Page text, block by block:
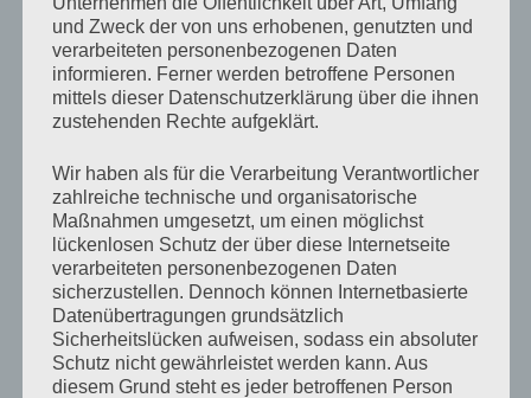
10. Februar 2023, Neue Musikzeitung
Zum Beitrag
Gutachten zur Documenta 15: Experten plädieren für
ein Recht, einzugreifen
Zum Beitrag
Debatte über documenta: „Verantwortungslosigkeit
zum Konzept gemacht“
08. Februar 2023, hessenschau
Zum Beitrag
Zentralrat fordert Konsequenzen für documenta
und Zweck der von uns erhobenen, genutzten und
verarbeiteten personenbezogenen Daten
informieren. Ferner werden betroffene Personen
mittels dieser Datenschutzerklärung über die ihnen
zustehenden Rechte aufgeklärt.
Wir haben als für die Verarbeitung Verantwortlicher
zahlreiche technische und organisatorische
Maßnahmen umgesetzt, um einen möglichst
lückenlosen Schutz der über diese Internetseite
verarbeiteten personenbezogenen Daten
sicherzustellen. Dennoch können Internetbasierte
Datenübertragungen grundsätzlich
Sicherheitslücken aufweisen, sodass ein absoluter
Schutz nicht gewährleistet werden kann. Aus
diesem Grund steht es jeder betroffenen Person